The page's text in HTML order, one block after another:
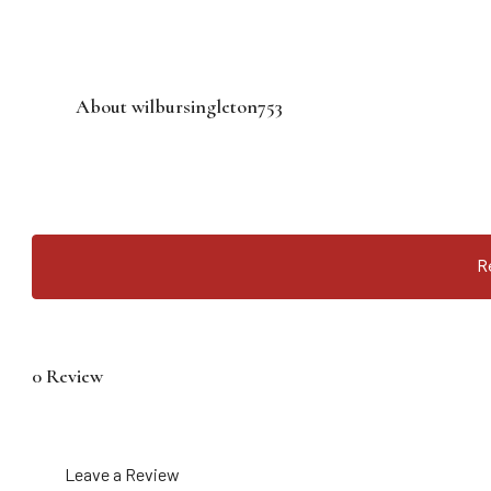
About wilbursingleton753
0 Review
Leave a Review